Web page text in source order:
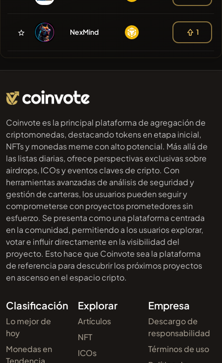
NexMind 1
Coinvote es la principal plataforma de agregación de
criptomonedas, destacando tokens en etapa inicial,
NFTs y monedas meme con alto potencial. Más allá de
las listas diarias, ofrece perspectivas exclusivas sobre
airdrops, ICOs y eventos claves de cripto. Con
herramientas avanzadas de análisis de seguridad y
gestión de carteras, los usuarios pueden seguir y
comprometerse con proyectos prometedores sin
esfuerzo. Se presenta como una plataforma centrada
en la comunidad, permitiendo a los usuarios explorar,
votar e influir directamente en la visibilidad del
proyecto. Esto hace que Coinvote sea la plataforma
de referencia para descubrir los próximos proyectos
en ascenso en el espacio cripto.
Clasificación
Lo mejor de
hoy
Monedas en
Explorar
Artículos
NFT
ICOs
Empresa
Descargo de
responsabilidad
Términos de uso